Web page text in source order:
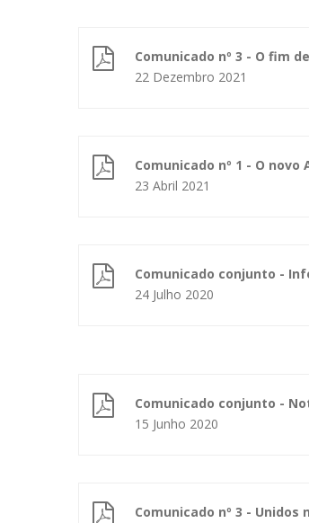
Comunicado nº 3 - O fim
22 Dezembro 2021
Comunicado nº 1 - O
23 Abril 2021
Comunicado conjunto -
24 Julho 2020
Comunicado conjunto -
15 Junho 2020
Comunicado nº 3 -